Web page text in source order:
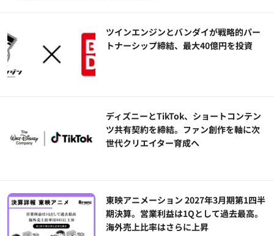
ツインエンジンとバンダイが戦略的パー
トナーシップ締結、最大40億円を投資
ディズニーとTikTok、ショートコンテン
ツ共有契約を締結。ファン創作を軸に次
世代クリエイター育成へ
東映アニメーション 2027年3月期第1四半
期決算。営業利益は1Qとして過去最高。
海外売上比率はさらに上昇